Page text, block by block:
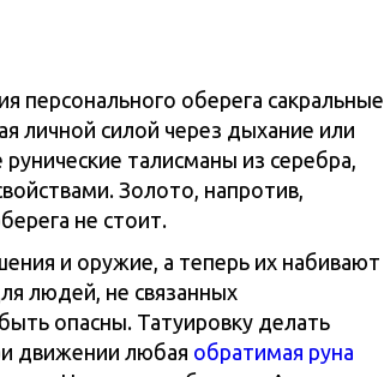
персонального оберега сакральные
личной силой через дыхание или
талисманы из серебра,
Золото, напротив,
не стоит.
и оружие, а теперь их набивают
людей, не связанных
опасны. Татуировку делать
движении любая обратимая руна